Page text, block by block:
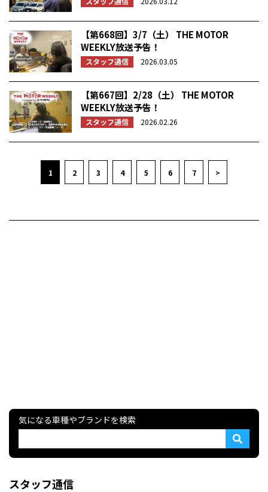
【第668回】3/7（土） THE MOTOR
WEEKLY放送予告！
スタッフ通信 2026.03.05
【第667回】2/28（土） THE MOTOR
WEEKLY放送予告！
スタッフ通信 2026.02.26
1 2 3 4 5 6 7 >
気になる車種やブランドを検索
スタッフ通信